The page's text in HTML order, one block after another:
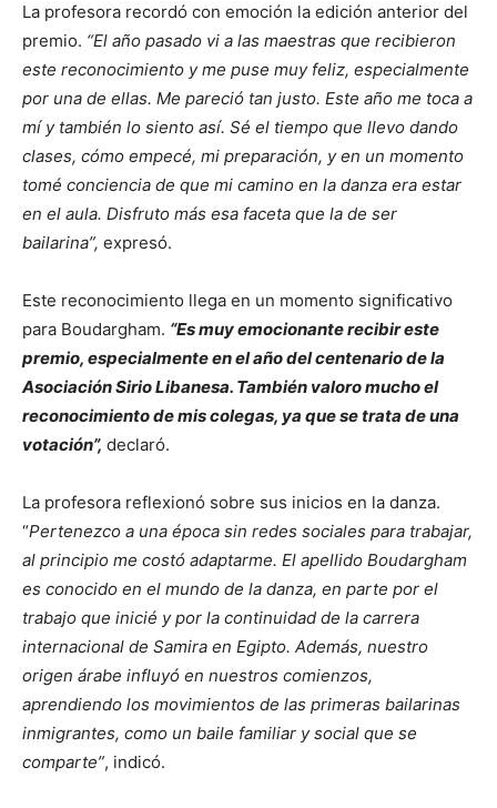
La profesora recordó con emoción la edición anterior del
premio. “El año pasado vi a las maestras que recibieron
este reconocimiento y me puse muy feliz, especialmente
por una de ellas. Me pareció tan justo. Este año me toca a
mí y también lo siento así. Sé el tiempo que llevo dando
clases, cómo empecé, mi preparación, y en un momento
tomé conciencia de que mi camino en la danza era estar
en el aula. Disfruto más esa faceta que la de ser
bailarina”, expresó.
Este reconocimiento llega en un momento significativo
para Boudargham. “Es muy emocionante recibir este
premio, especialmente en el año del centenario de la
Asociación Sirio Libanesa. También valoro mucho el
reconocimiento de mis colegas, ya que se trata de una
votación”, declaró.
La profesora reflexionó sobre sus inicios en la danza.
“Pertenezco a una época sin redes sociales para trabajar,
al principio me costó adaptarme. El apellido Boudargham
es conocido en el mundo de la danza, en parte por el
trabajo que inicié y por la continuidad de la carrera
internacional de Samira en Egipto. Además, nuestro
origen árabe influyó en nuestros comienzos,
aprendiendo los movimientos de las primeras bailarinas
inmigrantes, como un baile familiar y social que se
comparte”, indicó.